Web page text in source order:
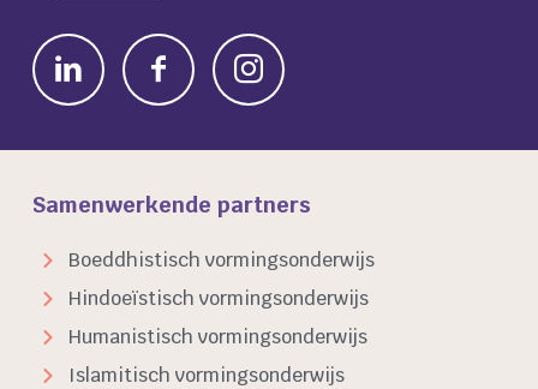
Samenwerkende partners
Boeddhistisch vormingsonderwijs
Hindoeïstisch vormingsonderwijs
Humanistisch vormingsonderwijs
Islamitisch vormingsonderwijs